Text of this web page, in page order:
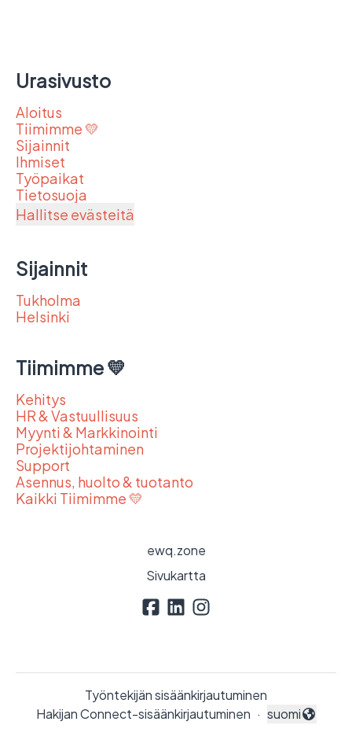
Urasivusto
Aloitus
Tiimimme 💛
Sijainnit
Ihmiset
Työpaikat
Tietosuoja
Hallitse evästeitä
Sijainnit
Tukholma
Helsinki
Tiimimme 💛
Kehitys
HR & Vastuullisuus
Myynti & Markkinointi
Projektijohtaminen
Support
Asennus, huolto & tuotanto
Kaikki Tiimimme 💛
ewq.zone
Sivukartta
Työntekijän sisäänkirjautuminen
Hakijan Connect-sisäänkirjautuminen · Vaihda kieli
suomi